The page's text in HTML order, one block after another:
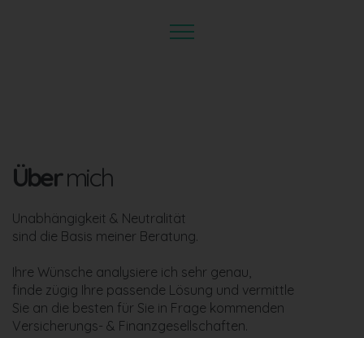
Übermich
Unabhängigkeit & Neutralität
sind die Basis meiner Beratung.
Ihre Wünsche analysiere ich sehr genau,
finde zügig Ihre passende Lösung und vermittle
Sie an die besten für Sie in Frage kommenden
Versicherungs- & Finanzgesellschaften.